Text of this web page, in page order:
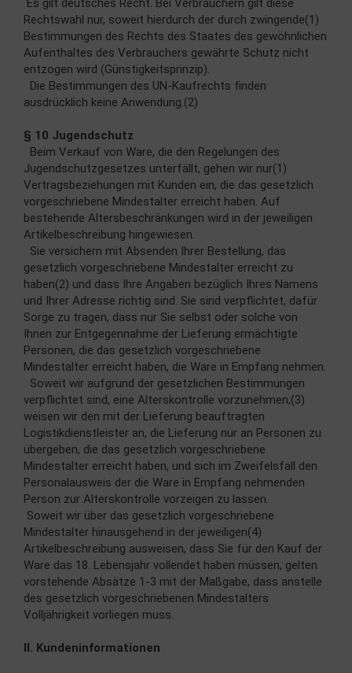
Es gilt deutsches Recht. Bei Verbrauchern gilt diese
Rechtswahl nur, soweit hierdurch der durch zwingende(1)
Bestimmungen des Rechts des Staates des gewöhnlichen
Aufenthaltes des Verbrauchers gewährte Schutz nicht
entzogen wird (Günstigkeitsprinzip).
Die Bestimmungen des UN-Kaufrechts finden
ausdrücklich keine Anwendung.(2)
§ 10 Jugendschutz
Beim Verkauf von Ware, die den Regelungen des
Jugendschutzgesetzes unterfällt, gehen wir nur(1)
Vertragsbeziehungen mit Kunden ein, die das gesetzlich
vorgeschriebene Mindestalter erreicht haben. Auf
bestehende Altersbeschränkungen wird in der jeweiligen
Artikelbeschreibung hingewiesen.
Sie versichern mit Absenden Ihrer Bestellung, das
gesetzlich vorgeschriebene Mindestalter erreicht zu
haben(2) und dass Ihre Angaben bezüglich Ihres Namens
und Ihrer Adresse richtig sind. Sie sind verpflichtet, dafür
Sorge zu tragen, dass nur Sie selbst oder solche von
Ihnen zur Entgegennahme der Lieferung ermächtigte
Personen, die das gesetzlich vorgeschriebene
Mindestalter erreicht haben, die Ware in Empfang nehmen.
Soweit wir aufgrund der gesetzlichen Bestimmungen
verpflichtet sind, eine Alterskontrolle vorzunehmen,(3)
weisen wir den mit der Lieferung beauftragten
Logistikdienstleister an, die Lieferung nur an Personen zu
übergeben, die das gesetzlich vorgeschriebene
Mindestalter erreicht haben, und sich im Zweifelsfall den
Personalausweis der die Ware in Empfang nehmenden
Person zur Alterskontrolle vorzeigen zu lassen.
Soweit wir über das gesetzlich vorgeschriebene
Mindestalter hinausgehend in der jeweiligen(4)
Artikelbeschreibung ausweisen, dass Sie für den Kauf der
Ware das 18. Lebensjahr vollendet haben müssen, gelten
vorstehende Absätze 1-3 mit der Maßgabe, dass anstelle
des gesetzlich vorgeschriebenen Mindestalters
Volljährigkeit vorliegen muss.
II. Kundeninformationen